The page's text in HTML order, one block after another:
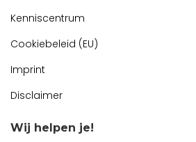
Kenniscentrum
Cookiebeleid (EU)
Imprint
Disclaimer
Wij helpen je!